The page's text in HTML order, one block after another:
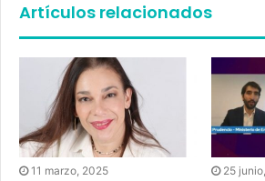
Artículos relacionados
11 marzo, 2025 25